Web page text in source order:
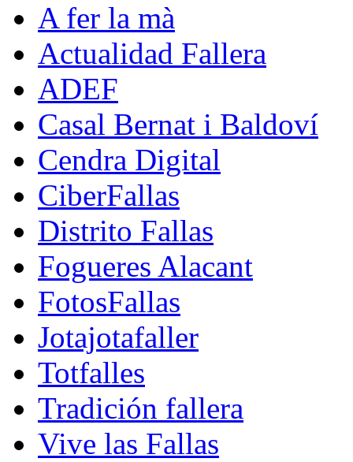
A fer la mà
Actualidad Fallera
ADEF
Casal Bernat i Baldoví
Cendra Digital
CiberFallas
Distrito Fallas
Fogueres Alacant
FotosFallas
Jotajotafaller
Totfalles
Tradición fallera
Vive las Fallas